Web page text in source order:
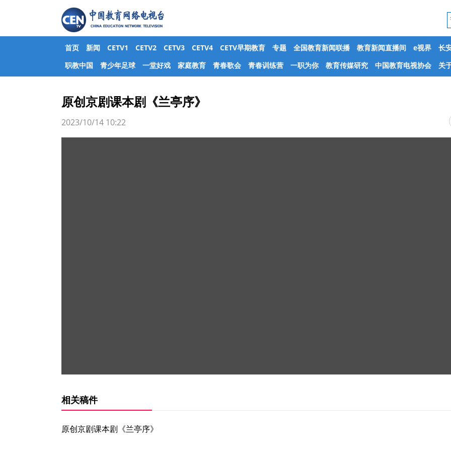
首页 新闻 CETV1 CETV2 CETV3 CETV4 CETV早期教育 专题 全国教育新闻联播 教育新闻直播间 e视界
长
职教中国
青少年足球 一堂好戏 家庭教育 青春歌会 青春训练营 一职为你 教育传媒研究 中国教育电视协会 关
原创京剧课本剧《兰亭序》
2023/10/14 10:22
相关稿件
原创京剧课本剧《兰亭序》